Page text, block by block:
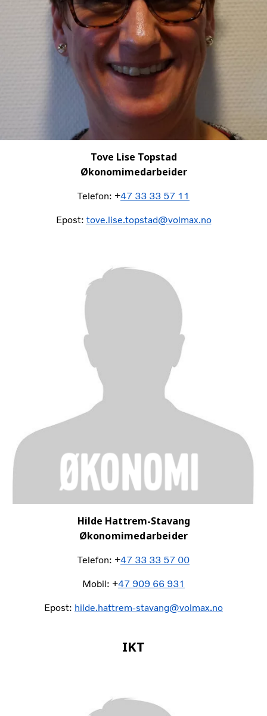
Tove Lise Topstad
Økonomimedarbeider
Telefon: +47 33 33 57 11
Epost: tove.lise.topstad@volmax.no
Hilde Hattrem-Stavang
Økonomimedarbeider
Telefon: +47 33 33 57 00
Mobil: +47 909 66 931
Epost: hilde.hattrem-stavang@volmax.no
IKT